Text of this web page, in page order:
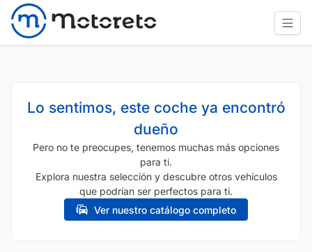
Lo sentimos, este coche ya encontró
dueño
Pero no te preocupes, tenemos muchas más opciones
para ti.
Explora nuestra selección y descubre otros vehículos
que podrían ser perfectos para ti.
Ver nuestro catálogo completo